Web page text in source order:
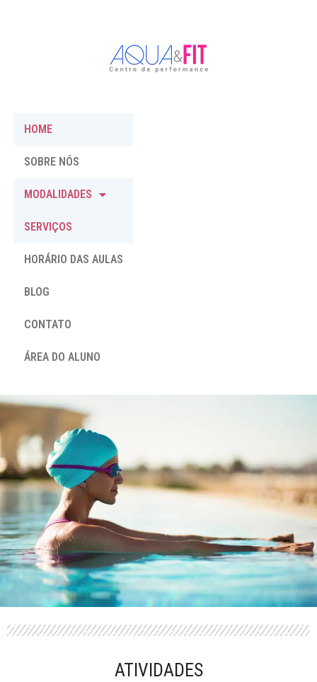
HOME
SOBRE NÓS
MODALIDADES
SERVIÇOS
HORÁRIO DAS AULAS
BLOG
CONTATO
ÁREA DO ALUNO
PERFORMANCE
ATIVIDADES